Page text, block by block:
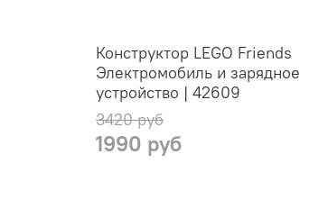
Конструктор LEGO Friends
Электромобиль и зарядное
устройство | 42609
3420 руб
1990 руб